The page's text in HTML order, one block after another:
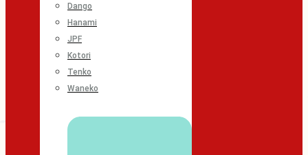
Dango
Hanami
JPF
Kotori
Tenko
Waneko